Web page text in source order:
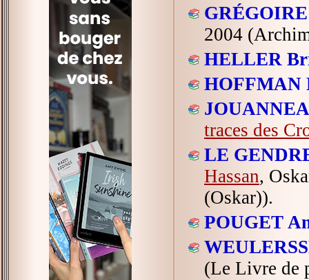
2004
HELLER
HOFFMAN
traces des
LE
Hassan,
(Oskar)).
POUGET
(Le Livre de